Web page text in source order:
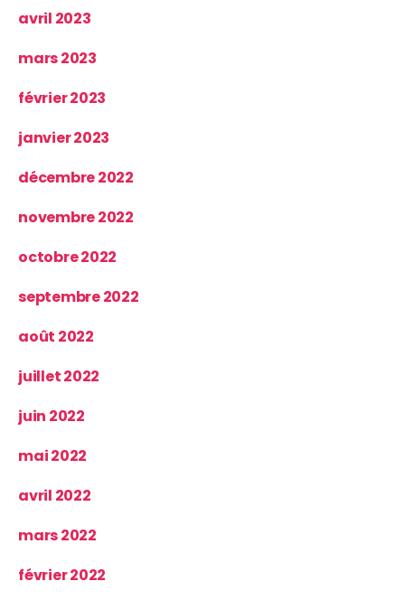
avril 2023
mars 2023
février 2023
janvier 2023
décembre 2022
novembre 2022
octobre 2022
septembre 2022
août 2022
juillet 2022
juin 2022
mai 2022
avril 2022
mars 2022
février 2022